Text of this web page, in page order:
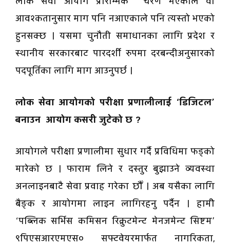
आवश्कतानुसार माग पनि नआएकाले पनि त्यस्तो भएको
हुनसक्छ । यसमा चुनौती समाधानका लागि प्रदेश र
स्थानीय सरकारबाट पारदर्शी रुपमा दरबन्दीअनुसारको
पदपूर्तिका लागि माग आउनुपर्छ ।
लोक सेवा आयोगको परीक्षा प्रणालीलाई ‘डिजिटल’
बनाउन आयोग कसरी जुटेको छ ?
आयोगले परीक्षा प्रणालीमा सुधार गर्दै प्रविधिमा फड्को
मारेको छ । फाराम लिने र दस्तुर बुझाउने व्यवस्था
अनलाइनबाटै सेवा प्रवाह गरेका छौँ । अब यसैका लागि
बैङ्क र आयोगमा लाइन लागिरहनु पर्दैन । हामीे
‘पब्लिक सर्भिस कमिसन रिक्रुटमेन्ट मेनजमेन्ट सिष्टम’
९पिएसआरएमएस० सफ्टवेयरमार्फत नागरिकता,